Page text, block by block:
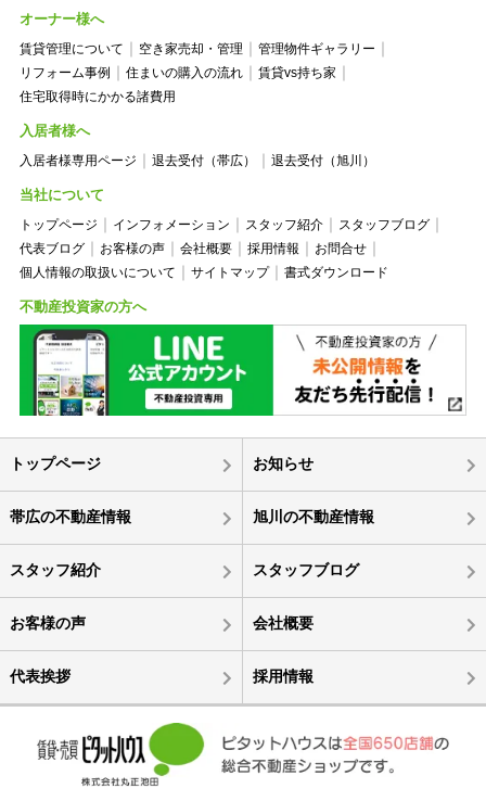
オーナー様へ
賃貸管理について 空き家売却・管理
管理物件ギャラリー
リフォーム事例
住まいの購入の流れ
賃貸vs持ち家
住宅取得時にかかる諸費用
入居者様へ
入居者様専用ページ 退去受付（帯広） 退去受付（旭川）
当社について
トップページ インフォメーション スタッフ紹介
スタッフブログ
代表ブログ
お客様の声 会社概要 採用情報
お問合せ
個人情報の取扱いについて
サイトマップ 書式ダウンロード
不動産投資家の方へ
トップページ お知らせ
帯広の不動産情報 旭川の不動産情報
スタッフ紹介 スタッフブログ
お客様の声 会社概要
代表挨拶 採用情報